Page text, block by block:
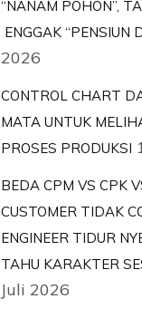
“NANAM POHON”,
ENGGAK “PENSIUN
2026
CONTROL CHART
MATA UNTUK
PROSES PRODUKSI
BEDA CPM VS CPK
CUSTOMER TIDAK
ENGINEER TIDUR
TAHU KARAKTER
Juli 2026